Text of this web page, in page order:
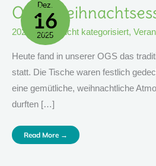
Dez.
16
2025
OGS-
2025 ,OGS nicht kategorisiert,
Heute fand in unserer OGS das
statt. Die Tische waren festlich
eine gemütliche, weihnachtliche
durften […]
OGS-
Weihnachtsessen
Read More →